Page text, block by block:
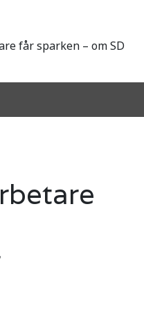
får sparken – om SD